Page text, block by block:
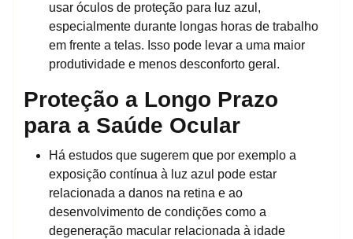
usar óculos de proteção para luz azul,
especialmente durante longas horas de trabalho
em frente a telas. Isso pode levar a uma maior
produtividade e menos desconforto geral.
Proteção a Longo Prazo
para a Saúde Ocular
Há estudos que sugerem que por exemplo a
exposição contínua à luz azul pode estar
relacionada a danos na retina e ao
desenvolvimento de condições como a
degeneração macular relacionada à idade